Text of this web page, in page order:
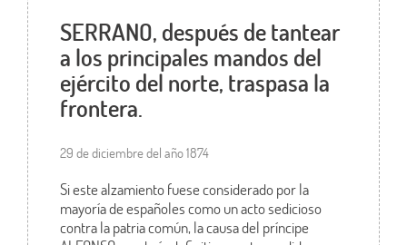
SERRANO, después de tantear
a los principales mandos del
ejército del norte, traspasa la
frontera.
29 de diciembre del año 1874
Si este alzamiento fuese considerado por la
mayoría de españoles como un acto sedicioso
contra la patria común, la causa del príncipe